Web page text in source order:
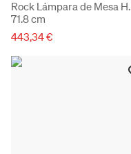
Rock Lámpara de Mesa H.
71.8 cm
443,34 €